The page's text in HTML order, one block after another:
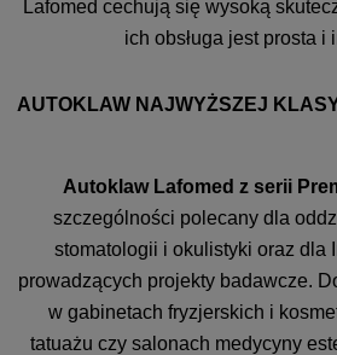
Lafomed cechują się wysoką
ich obsługa jest prosta i
AUTOKLAW NAJWYŻSZEJ
Autoklaw Lafomed z serii
szczególności polecany dla
stomatologii i okulistyki oraz dla
prowadzących projekty badawcze.
w gabinetach fryzjerskich i
tatuażu czy salonach medycyny